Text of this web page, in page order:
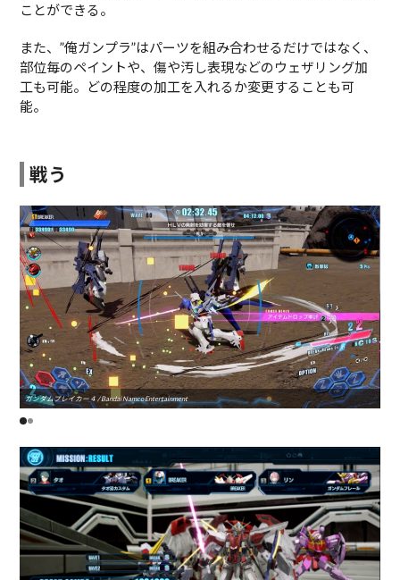
ことができる。
また、”俺ガンプラ”はパーツを組み合わせるだけではなく、
部位毎のペイントや、傷や汚し表現などのウェザリング加
工も可能。どの程度の加工を入れるか変更することも可
能。
戦う
ガンダムブレイカー４ / Bandai Namco Entertainment